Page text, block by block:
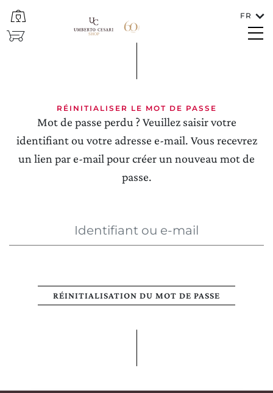
SHOP
FR
ITALIA/SAN MARINO
FERMEZ
RÉINITIALISER LE MOT DE PASSE
Mot de passe perdu ? Veuillez saisir votre
identifiant ou votre adresse e-mail. Vous recevrez
un lien par e-mail pour créer un nouveau mot de
passe.
Identifiant ou e-mail
RÉINITIALISATION DU MOT DE PASSE